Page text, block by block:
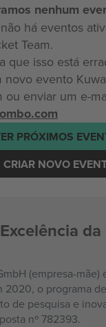
nenhum
há eventos
Team.
que isso está
novo evento
ou enviar um e-
PRÓXIMOS
CRIAR NOVO
(empresa-mãe)
2020, o programa de
de pesquisa e
nº 782393.